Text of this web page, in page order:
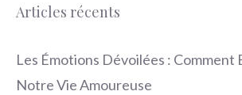
Articles récents
Les Émotions Dévoilées : Comment
Notre Vie Amoureuse